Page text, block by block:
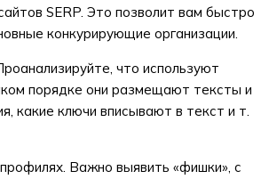
SERP. Это позволит вам быстро
конкурирующие организации.
что используют
порядке они размещают тексты и
какие ключи вписывают в текст и т.
Важно выявить «фишки», с